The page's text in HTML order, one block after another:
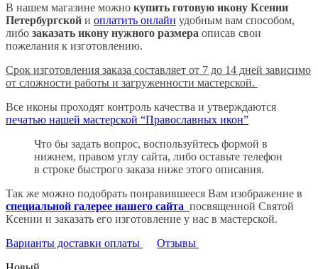
В нашем магазине можно купить готовую икону Ксении
Петербургской и оплатить онлайн удобным вам способом,
либо заказать икону нужного размера описав свои
пожелания к изготовлению.
Срок изготовления заказа составляет от 7 до 14 дней зависимо
от сложности работы и загруженности мастерской.
Все иконы проходят контроль качества и утверждаются
печатью нашей мастерской “Православных икон”
Что бы задать вопрос, воспользуйтесь формой в
нижнем, правом углу сайта, либо оставьте телефон
в строке быстрого заказа ниже этого описания.
Так же можно подобрать понравившееся Вам изображение в
специальной галерее нашего сайта посвященной Святой
Ксении и заказать его изготовление у нас в мастерской.
Варианты доставки оплаты
Отзывы